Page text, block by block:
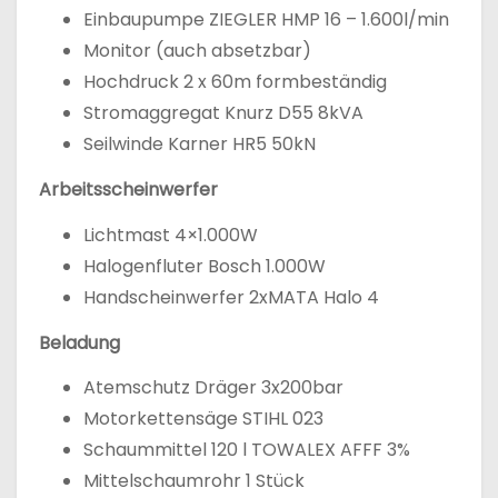
Einbaupumpe ZIEGLER HMP 16 – 1.600l/min
Monitor (auch absetzbar)
Hochdruck 2 x 60m formbeständig
Stromaggregat Knurz D55 8kVA
Seilwinde Karner HR5 50kN
Arbeitsscheinwerfer
Lichtmast 4×1.000W
Halogenfluter Bosch 1.000W
Handscheinwerfer 2xMATA Halo 4
Beladung
Atemschutz Dräger 3x200bar
Motorkettensäge STIHL 023
Schaummittel 120 l TOWALEX AFFF 3%
Mittelschaumrohr 1 Stück